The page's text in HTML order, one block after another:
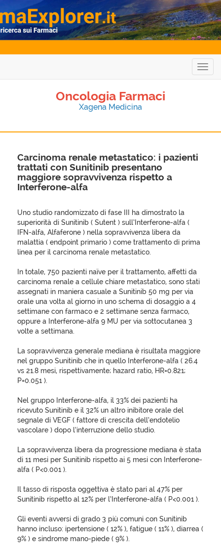
Oncologia Farmaci
Xagena Medicina
Carcinoma renale metastatico: i pazienti
trattati con Sunitinib presentano
maggiore sopravvivenza rispetto a
Interferone-alfa
Uno studio randomizzato di fase III ha dimostrato la
superiorità di Sunitinib ( Sutent ) sull’Interferone-alfa (
IFN-alfa, Alfaferone ) nella sopravvivenza libera da
malattia ( endpoint primario ) come trattamento di prima
linea per il carcinoma renale metastatico.
In totale, 750 pazienti naïve per il trattamento, affetti da
carcinoma renale a cellule chiare metastatico, sono stati
assegnati in maniera casuale a Sunitinib 50 mg per via
orale una volta al giorno in uno schema di dosaggio a 4
settimane con farmaco e 2 settimane senza farmaco,
oppure a Interferone-alfa 9 MU per via sottocutanea 3
volte a settimana.
La sopravvivenza generale mediana è risultata maggiore
nel gruppo Sunitinib che in quello Interferone-alfa ( 26.4
vs 21.8 mesi, rispettivamente; hazard ratio, HR=0.821;
P=0.051 ).
Nel gruppo Interferone-alfa, il 33% dei pazienti ha
ricevuto Sunitinib e il 32% un altro inibitore orale del
segnale di VEGF ( fattore di crescita dell’endotelio
vascolare ) dopo l’interruzione dello studio.
La sopravvivenza libera da progressione mediana è stata
di 11 mesi per Sunitinib rispetto ai 5 mesi con Interferone-
alfa ( P<0.001 ).
Il tasso di risposta oggettiva è stato pari al 47% per
Sunitinib rispetto al 12% per l’Interferone-alfa ( P<0.001 ).
Gli eventi avversi di grado 3 più comuni con Sunitinib
hanno incluso: ipertensione ( 12% ), fatigue ( 11% ), diarrea (
9% ) e sindrome mano-piede ( 9% ).